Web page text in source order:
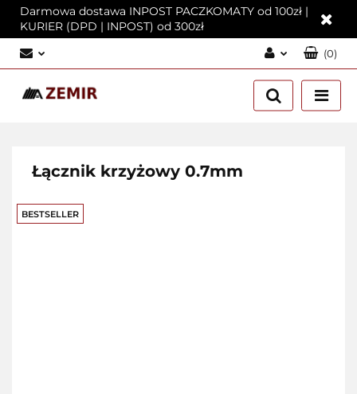
Darmowa dostawa INPOST PACZKOMATY od 100zł |
KURIER (DPD | INPOST) od 300zł
Zaloguj się
Załóż konto
(0)
Łącznik krzyżowy 0.7mm
BESTSELLER